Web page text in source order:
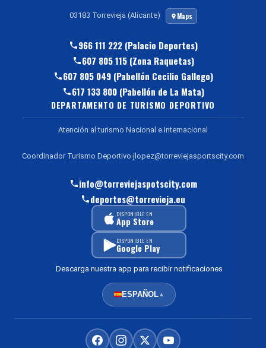
03183 Torrevieja (Alicante) Maps
966 111 222 (Palacio Deportes)
607 805 115 (Zona Raquetas)
607 805 049 (Pabellón Cecilio Gallego)
617 133 800 (Pabellón de La Mata)
DEPARTAMENTO DE TURISMO DEPORTIVO
Atención al turismo Nacional e Internacional
Coordinador Turismo Deportivo jlopez@torreviejasportscity.com
info@torreviejaspotscity.com
deportes@torrevieja.eu
DISPONIBLE EN
App Store
DISPONIBLE EN
Google Play
Descarga nuestra app para recibir notificaciones
ESPAÑOL▲